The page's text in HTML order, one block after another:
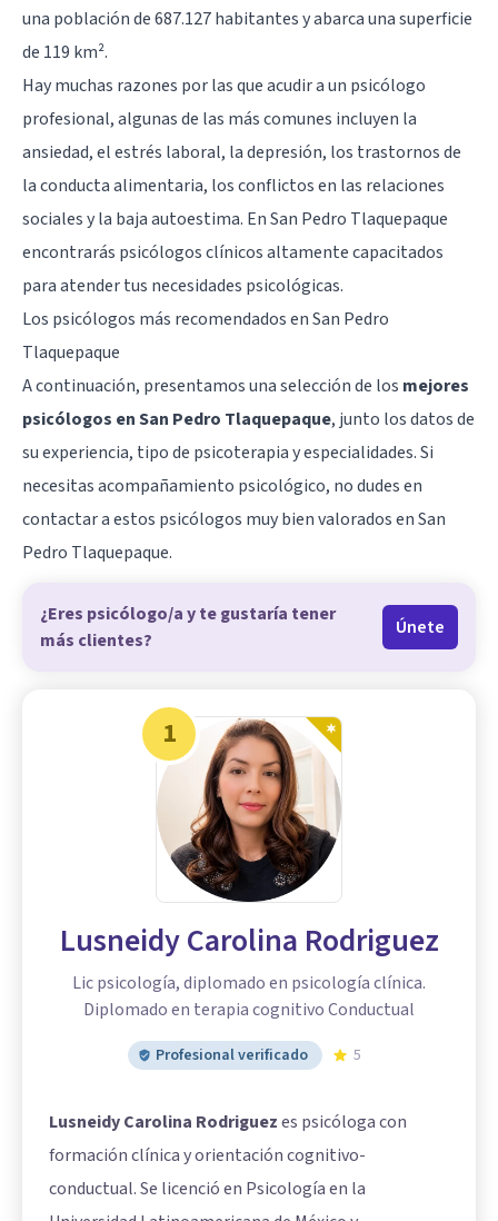
una población de 687.127 habitantes y abarca una superficie
de 119 km².
Hay muchas razones por las que acudir a un psicólogo
profesional, algunas de las más comunes incluyen la
ansiedad, el estrés laboral, la depresión, los trastornos de
la conducta alimentaria, los conflictos en las relaciones
sociales y la baja autoestima. En San Pedro Tlaquepaque
encontrarás psicólogos clínicos altamente capacitados
para atender tus necesidades psicológicas.
Los psicólogos más recomendados en San Pedro
Tlaquepaque
A continuación, presentamos una selección de los mejores
psicólogos en San Pedro Tlaquepaque, junto los datos de
su experiencia, tipo de psicoterapia y especialidades. Si
necesitas acompañamiento psicológico, no dudes en
contactar a estos psicólogos muy bien valorados en San
Pedro Tlaquepaque.
¿Eres psicólogo/a y te gustaría tener
más clientes?
Únete
1
Lusneidy Carolina Rodriguez
Lic psicología, diplomado en psicología clínica.
Diplomado en terapia cognitivo Conductual
Profesional verificado 5
Lusneidy Carolina Rodriguezes psicóloga con
formación clínica y orientación cognitivo-
conductual. Se licenció en Psicología en la